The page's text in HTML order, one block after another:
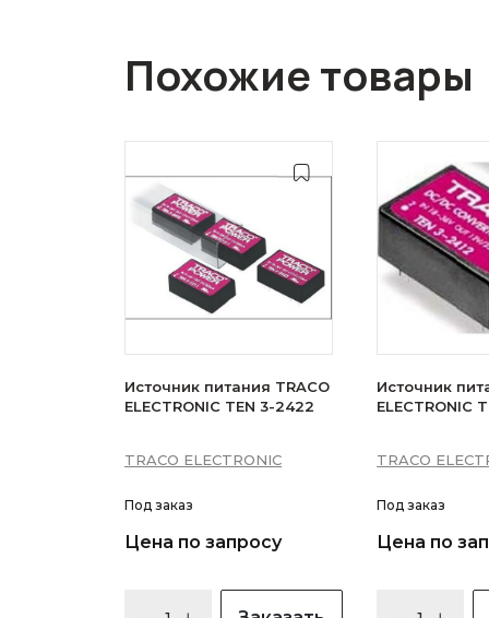
Похожие товары
Источник питания TRACO
ELECTRONIC TEN 3-2422
TRACO ELECTRONIC
Под заказ
Цена по запросу
Источник
ELECTRONIC
TRACO
Под заказ
Цена по